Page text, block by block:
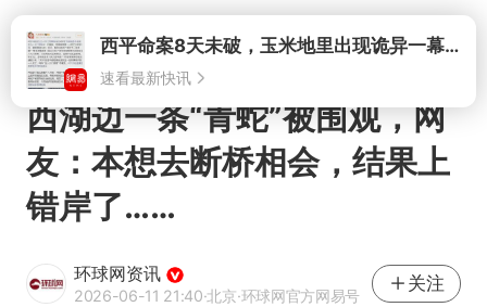
打开
西湖边一条“青蛇”被围观，网
友：本想去断桥相会，结果上
错岸了……
环球网资讯
2026-06-11 21:40·北京·环球网官方网易号
关注